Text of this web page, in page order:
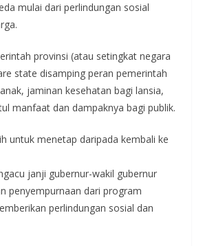
mulai dari perlindungan sosial
provinsi (atau setingkat negara
state disamping peran pemerintah
jaminan kesehatan bagi lansia,
manfaat dan dampaknya bagi publik.
untuk menetap daripada kembali ke
janji gubernur-wakil gubernur
penyempurnaan dari program
perlindungan sosial dan